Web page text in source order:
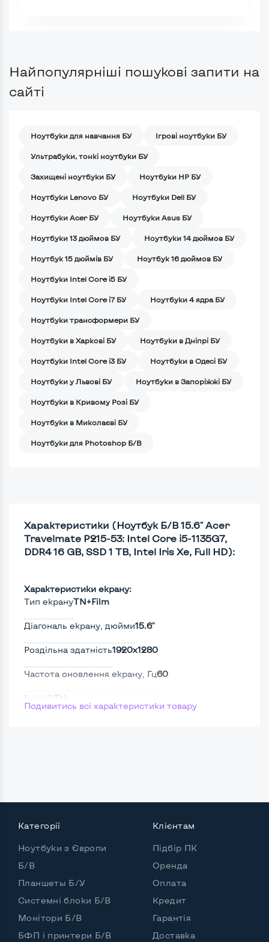
Найпопулярніші пошукові запити на
сайті
Ноутбуки для навчання БУ Iгрові ноутбуки БУ
Ультрабуки, тонкі ноутбуки БУ
Захищені ноутбуки БУ Ноутбуки HP БУ
Ноутбуки Lenovo БУ Ноутбуки Dell БУ
Ноутбуки Acer БУ Ноутбуки Asus БУ
Ноутбуки 13 дюймов БУ Ноутбуки 14 дюймов БУ
Ноутбук 15 дюймів БУ Ноутбук 16 дюймов БУ
Ноутбуки Intel Core i5 БУ
Ноутбуки Intel Core i7 БУ Ноутбуки 4 ядра БУ
Ноутбуки трансформери БУ
Ноутбуки в Харкові БУ Ноутбуки в Дніпрі БУ
Ноутбуки Intel Core i3 БУ Ноутбуки в Одесі БУ
Ноутбуки у Львові БУ Ноутбуки в Запоріжжі БУ
Ноутбуки в Кривому Розі БУ
Ноутбуки в Миколаєві БУ
Ноутбуки для Photoshop Б/В
Характеристики (Ноутбук Б/В 15.6" Acer
Travelmate P215-53: Intel Core i5-1135G7,
DDR4 16 GB, SSD 1 TB, Intel Iris Xe, Full HD):
Характеристики екрану:
Тип екрануTN+Film
Діагональ екрану, дюйми15.6"
Роздільна здатність1920x1280
Частота оновлення екрану, Гц60
Full HD Так
Потужність:
Кількість ядер / потоків 2 ядра / 4 потоки
Частота процесора (базова-максимальна)
Тип оперативної пам'яті
DDR4
Подивитись всі характеристики товару
Категорії
Ноутбуки з Європи
Б/В
Планшеты Б/У
Системні блоки Б/В
Монітори Б/В
БФП і принтери Б/В
Клієнтам
Підбір ПК
Оренда
Оплата
Кредит
Гарантія
Доставка